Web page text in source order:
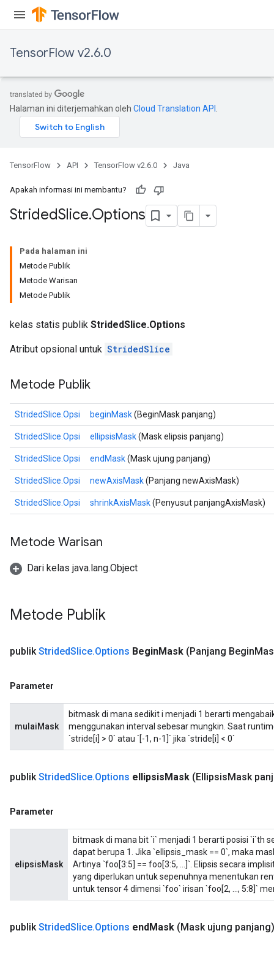
TensorFlow v2.6.0
Halaman ini diterjemahkan oleh Cloud Translation API
TensorFlow API TensorFlow v2.6.0 Java
Apakah informasi ini membantu?
StridedSlice.Options
Pada halaman ini
Metode Publik
Metode Warisan
Metode Publik
kelas statis publik StridedSlice.Options
Atribut opsional untuk StridedSlice
Metode Publik
StridedSlice.Opsi beginMask(BeginMask panjang)
StridedSlice.Opsi ellipsisMask(Mask elipsis panjang)
StridedSlice.Opsi endMask(Mask ujung panjang)
StridedSlice.Opsi newAxisMask(Panjang newAxisMask)
StridedSlice.Opsi shrinkAxisMask(Penyusut panjangAxisMask)
Metode Warisan
Dari kelas java.lang.Object
Metode Publik
publikStridedSlice.Options BeginMask (Panjang Begin
Parameter
mulaiMask
bitmask di mana sedikit i menjadi 1 berarti
menggunakan interval sebesar mungkin. Saat
`stride[i] > 0` atau `[-1, n-1]` jika `stride[i] < 0`
publikStridedSlice.Options ellipsisMask (EllipsisMask
Parameter
elipsisMask
bitmask di mana bit `i` menjadi 1 berarti posisi `i`th
dapat berupa 1. Jika `ellipsis_mask == 0`, maka
Artinya `foo[3:5] == foo[3:5, ...]`. Elipsis secara
yang diperlukan untuk sepenuhnya menentukan
untuk tensor 4 dimensi `foo` irisan `foo[2, ..., 5:8]`
publikStridedSlice.Options endMask (Mask ujung panjang)